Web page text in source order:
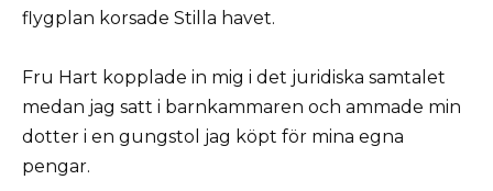
flygplan korsade Stilla havet.
Fru Hart kopplade in mig i det juridiska samtalet
medan jag satt i barnkammaren och ammade min
dotter i en gungstol jag köpt för mina egna
pengar.